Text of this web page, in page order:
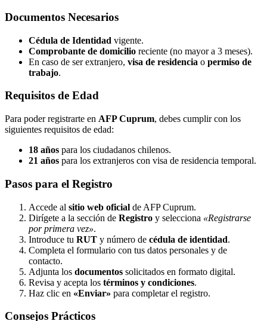
Documentos Necesarios
Cédula de Identidad vigente.
Comprobante de domicilio reciente (no mayor a 3 meses).
En caso de ser extranjero, visa de residencia o permiso de
trabajo.
Requisitos de Edad
Para poder registrarte en AFP Cuprum, debes cumplir con los
siguientes requisitos de edad:
18 años para los ciudadanos chilenos.
21 años para los extranjeros con visa de residencia temporal.
Pasos para el Registro
Accede al sitio web oficial de AFP Cuprum.
Dirígete a la sección de Registro y selecciona «Registrarse
por primera vez».
Introduce tu RUT y número de cédula de identidad.
Completa el formulario con tus datos personales y de
contacto.
Adjunta los documentos solicitados en formato digital.
Revisa y acepta los términos y condiciones.
Haz clic en «Enviar» para completar el registro.
Consejos Prácticos